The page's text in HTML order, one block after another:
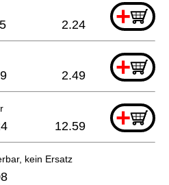
+
2.24
+
2.49
+
12.59
kein Ersatz